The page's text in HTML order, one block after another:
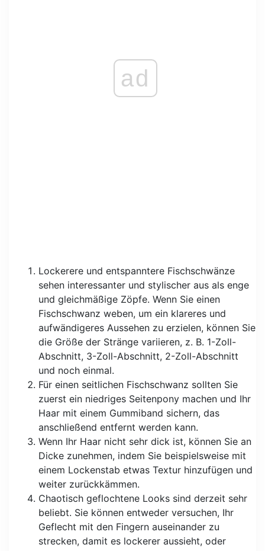
ad
Lockerere und entspanntere Fischschwänze
sehen interessanter und stylischer aus als enge
und gleichmäßige Zöpfe. Wenn Sie einen
Fischschwanz weben, um ein klareres und
aufwändigeres Aussehen zu erzielen, können Sie
die Größe der Stränge variieren, z. B. 1-Zoll-
Abschnitt, 3-Zoll-Abschnitt, 2-Zoll-Abschnitt
und noch einmal.
Für einen seitlichen Fischschwanz sollten Sie
zuerst ein niedriges Seitenpony machen und Ihr
Haar mit einem Gummiband sichern, das
anschließend entfernt werden kann.
Wenn Ihr Haar nicht sehr dick ist, können Sie an
Dicke zunehmen, indem Sie beispielsweise mit
einem Lockenstab etwas Textur hinzufügen und
weiter zurückkämmen.
Chaotisch geflochtene Looks sind derzeit sehr
beliebt. Sie können entweder versuchen, Ihr
Geflecht mit den Fingern auseinander zu
strecken, damit es lockerer aussieht, oder